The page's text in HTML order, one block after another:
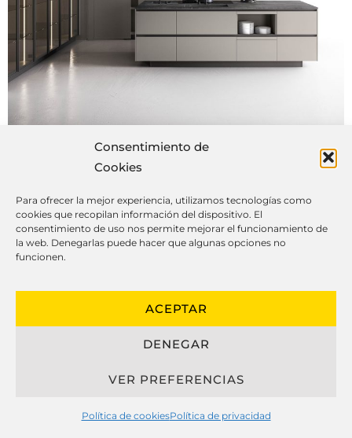
Consentimiento de
Cookies
Para ofrecer la mejor experiencia, utilizamos tecnologías como
cookies que recopilan información del dispositivo. El
consentimiento de uso nos permite mejorar el funcionamiento de
la web. Denegarlas puede hacer que algunas opciones no
funcionen.
ACEPTAR
DENEGAR
VER PREFERENCIAS
Política de cookiesPolítica de privacidad
Cosas que igual no sabes de las
El diseño de cocinas personalizadas ha
últimos años, fusionando estética,
cocinas personalizados que se ajustan